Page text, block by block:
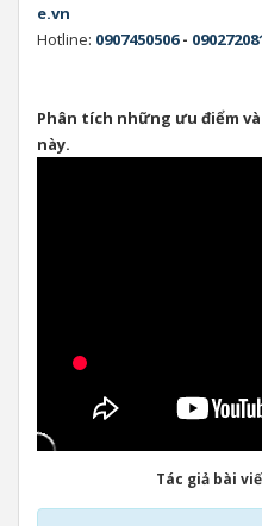
e.vn
Hotline: 0907450506-
Phân tích những ưu điểm
này.
Tác giả bài